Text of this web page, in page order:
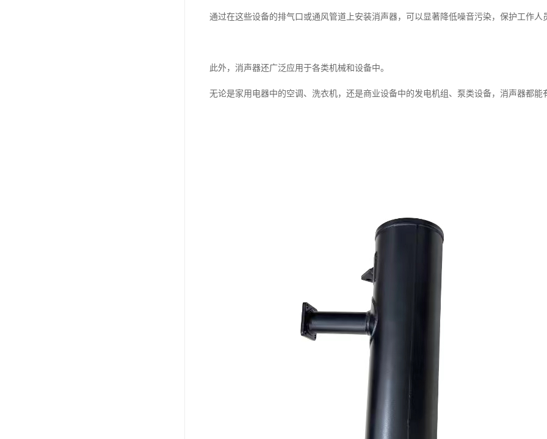
通过在这些设备的排气口或通风管道上安装消声器，可以显著降低噪音污染，保护工作
此外，消声器还广泛应用于各类机械和设备中。
无论是家用电器中的空调、洗衣机，还是商业设备中的发电机组、泵类设备，消声器都